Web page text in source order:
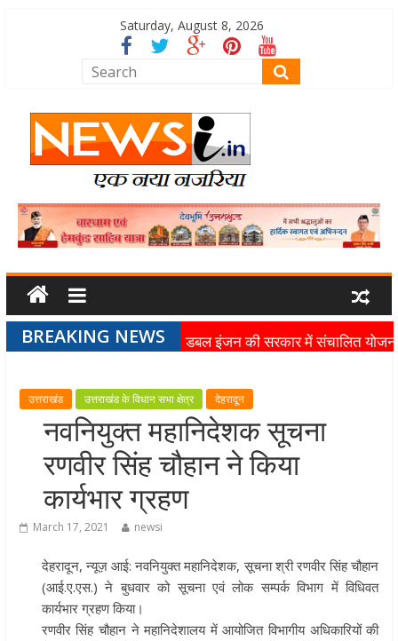
Saturday, August 8, 2026
BREAKING NEWS
डबल इंजन की सरकार में संचालित
रहा है: मुख्यमंत्री
मुख्यमंत्री पुष्कर सिंह धामी ने हरकी पैड़ी
लेकर कांवड़ यात्रा मार्ग पर हेलीकॉप्टर से
शिवभक्तों पर पुष्पवर्षा कर उनका स्वागत
धर्मनगरी हरिद्वार में कांवड़ यात्रा के दौरान
अद्भुत संगम देखने को मिला
मुख्यमंत्री ने स्वास्थ्य सेवा शिविर का किया
भोजन
उत्तराखंड उत्तराखंड के विधान सभा क्षेत्र देहरादून
नवनियुक्त महानिदेशक सूचना
रणवीर सिंह चौहान ने किया
कार्यभार ग्रहण
March 17, 2021 newsi
देहरादून, न्यूज़ आई: नवनियुक्त महानिदेशक, सूचना श्री रणवीर सिंह चौहान
(आई.ए.एस.) ने बुधवार को सूचना एवं लोक सम्पर्क विभाग में विधिवत
कार्यभार ग्रहण किया।
रणवीर सिंह चौहान ने महानिदेशालय में आयोजित विभागीय अधिकारियों की